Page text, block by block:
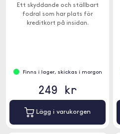
Ett skyddande och ställbart
fodral som har plats för
kreditkort på insidan.
Finns i lager, skickas i morgon
249 kr
Lägg i varukorgen